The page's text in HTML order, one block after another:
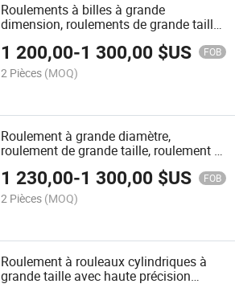
Roulements à billes à grande
dimension, roulements de grande taille,
roulements à billes à poussée,
roulements à rouleaux avec haute
précision (511/670P4)
1 200,00-1 300,00 $US FOB
2 Pièces (MOQ)
Roulement à grande diamètre,
roulement de grande taille, roulement à
billes à poussée avec haute précision
P4 (511/670)
1 230,00-1 300,00 $US FOB
2 Pièces (MOQ)
Roulement à rouleaux cylindriques à
grande taille avec haute précision